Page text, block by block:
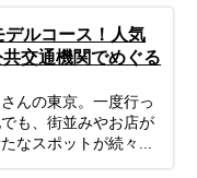
ルコース！人気
交通機関でめぐる
んの東京。一度行っ
も、街並みやお店が
なスポットが続々...